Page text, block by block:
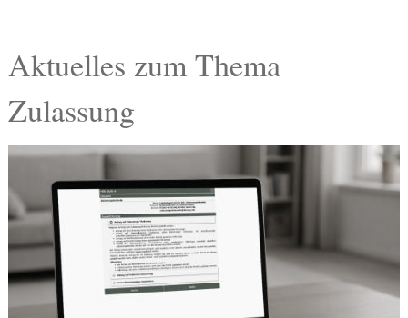
Verkehr
Gesundheit
Termine
Kostenlos
Aktuelles zum Thema
Zulassung